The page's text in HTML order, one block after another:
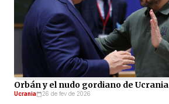
Orbán y el nudo gordiano de Ucrania
Ucrania 26 de fev de 2026